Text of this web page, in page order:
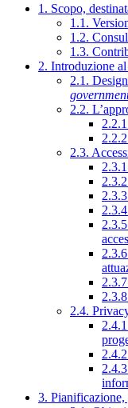
1. Scopo,
1.1.
1.2.
1.3.
2. Introduzione
2.1.
2.2.
2.3.
2.4.
3. Pianificazione,